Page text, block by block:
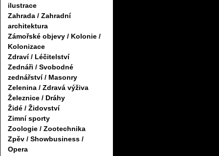
ilustrace
Zahrada / Zahradní
architektura
Zámořské objevy / Kolonie /
Kolonizace
Zdraví / Léčitelství
Zednáři / Svobodné
zednářství / Masonry
Zelenina / Zdravá výživa
Železnice / Dráhy
Židé / Židovství
Zimní sporty
Zoologie / Zootechnika
Zpěv / Showbusiness /
Opera